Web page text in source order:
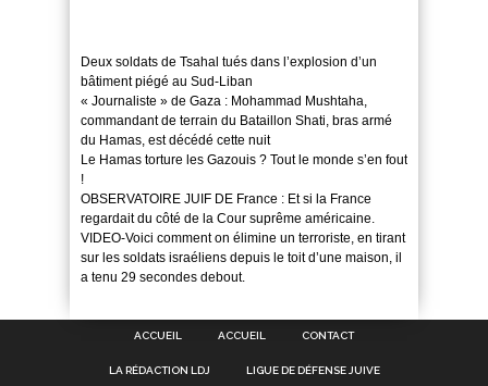
Deux soldats de Tsahal tués dans l’explosion d’un
bâtiment piégé au Sud-Liban
« Journaliste » de Gaza : Mohammad Mushtaha,
commandant de terrain du Bataillon Shati, bras armé
du Hamas, est décédé cette nuit
Le Hamas torture les Gazouis ? Tout le monde s’en fout
!
OBSERVATOIRE JUIF DE France : Et si la France
regardait du côté de la Cour suprême américaine.
VIDEO-Voici comment on élimine un terroriste, en tirant
sur les soldats israéliens depuis le toit d’une maison, il
a tenu 29 secondes debout.
ACCUEIL ACCUEIL CONTACT
LA RÉDACTION LDJ LIGUE DE DÉFENSE JUIVE